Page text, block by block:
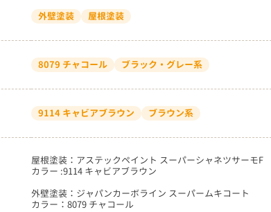
外壁塗装 屋根塗装
8079 チャコール ブラック・グレー系
9114 キャビアブラウン ブラウン系
屋根塗装：アステックペイント スーパーシャネツサーモF
カラー :9114 キャビアブラウン
外壁塗装：ジャパンカーボライン スーパームキコート
カラー：8079 チャコール